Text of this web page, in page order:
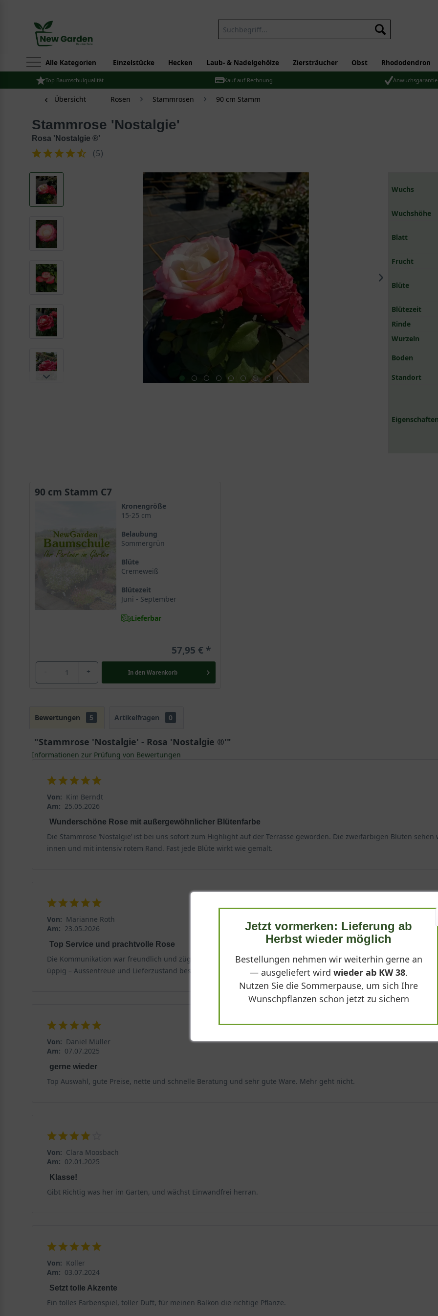
Alle Kategorien Einzelstücke Hecken Laub- & Nadelgehölze Ziersträucher Obst Rhododendron
Top Baumschulqualität Kauf auf Rechnung Anwuchsgarantie
Übersicht Rosen Stammrosen 90 cm Stamm
Stammrose 'Nostalgie'
Rosa 'Nostalgie ®'
(5)
Wuchs
Wuchshöhe
Blatt
Frucht
Blüte
Blütezeit
Rinde
Wurzeln
Boden
Standort
90 cm Stamm C7
Kronengröße
15-25 cm
Belaubung
Sommergrün
Blüte
Cremeweiß
Blütezeit
Juni - September
Lieferbar
57,95 €
- + In den Warenkorb
Bewertungen 5 Artikelfragen 0
"Stammrose 'Nostalgie' - Rosa 'Nostalgie ®'"
Informationen zur Prüfung von Bewertungen
Von: Kim Berndt
Am: 25.05.2026
Wunderschöne Rose mit außergewöhnlicher Blütenfarbe
Die Stammrose ‘Nostalgie’ ist bei uns sofort zum Highlight auf der Terrasse geworden. Die zweifarbigen Blüten
innen und mit intensiv rotem Rand. Fast jede Blüte wirkt wie gemalt.
Von: Marianne Roth
Am: 23.05.2026
Top Service und prachtvolle Rose
Die Kommunikation war freundlich und zügig, die Pflanzanleitung zur Stammrose 'Nostalgie' klar und praxisnah.
üppig – Aussentreue und Lieferzustand bestens.
Von: Daniel Müller
Am: 07.07.2025
gerne wieder
Top Auswahl, gute Preise, nette und schnelle Beratung und sehr gute Ware. Mehr geht nicht.
Von: Clara Moosbach
Am: 02.01.2025
Klasse!
Gibt Richtig was her im Garten, und wächst Einwandfrei herran.
Von: Koller
Am: 03.07.2024
Setzt tolle Akzente
Ein tolles Farbenspiel, toller Duft, für meinen Balkon die richtige Pflanze.
Jetzt vormerken: Lieferung ab
Herbst wieder möglich
Bestellungen nehmen wir weiterhin gerne an
— ausgeliefert wird wieder ab KW 38.
Nutzen Sie die Sommerpause, um sich Ihre
Wunschpflanzen schon jetzt zu sichern